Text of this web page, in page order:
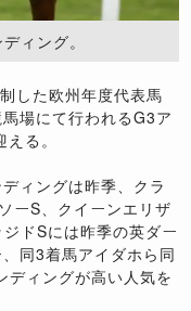
ィング。
した欧州年度代表馬
場にて行われるG3ア
る。
ィングは昨季、クラ
ーS、クイーンエリザ
ドSには昨季の英ダー
同3着馬アイダホら同
ディングが高い人気を